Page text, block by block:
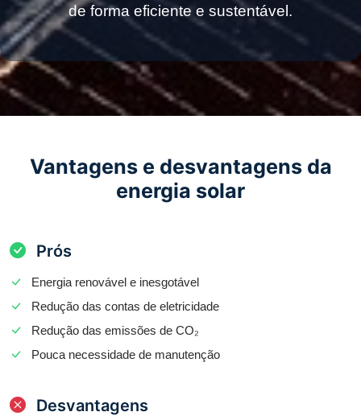
de forma eficiente e sustentável.
Vantagens e desvantagens da
energia solar
Prós
Energia renovável e inesgotável
Redução das contas de eletricidade
Redução das emissões de CO₂
Pouca necessidade de manutenção
Desvantagens